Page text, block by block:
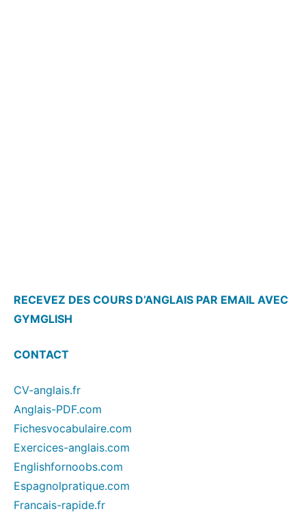
RECEVEZ DES COURS D’ANGLAIS PAR EMAIL AVEC
GYMGLISH
CONTACT
CV-anglais.fr
Anglais-PDF.com
Fichesvocabulaire.com
Exercices-anglais.com
Englishfornoobs.com
Espagnolpratique.com
Francais-rapide.fr